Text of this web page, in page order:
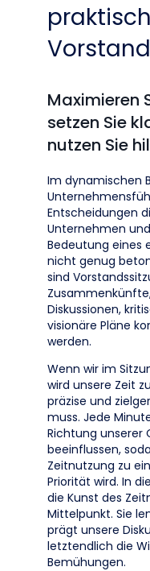
Maximieren
setzen Sie
nutzen Sie
Im dynamischen
Entscheidungen
Unternehmen
Bedeutung eines
nicht genug
sind
Diskussionen,
visionäre Pläne
werden.
Wenn wir im
wird unsere Zeit
präzise und
muss. Jede
Richtung unserer
beeinflussen,
Zeitnutzung zu
Priorität wird. In
die Kunst des
Mittelpunkt. Sie
prägt unsere
letztendlich die
Bemühungen.